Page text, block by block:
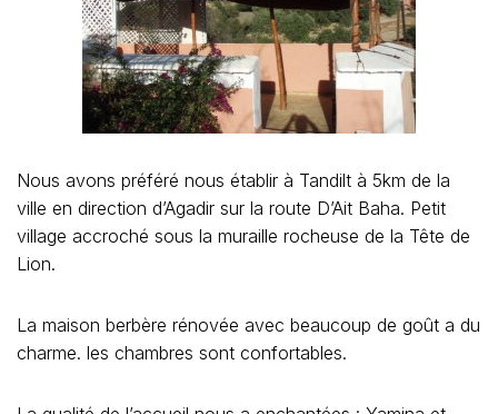
Nous avons préféré nous établir à Tandilt à 5km de la
ville en direction d’Agadir sur la route D’Ait Baha. Petit
village accroché sous la muraille rocheuse de la Tête de
Lion.
La maison berbère rénovée avec beaucoup de goût a du
charme. les chambres sont confortables.